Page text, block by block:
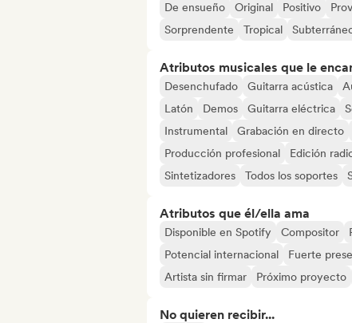
De ensueño
Original Positivo
Sorprendente
Tropical
Atributos musicales que le
Desenchufado Guitarra acústica
Latón
Demos Guitarra eléctrica
Instrumental
Grabación en directo
Producción profesional
Edición
Sintetizadores
Todos los soportes
Atributos que él/ella ama
Disponible en Spotify Compositor
Potencial internacional
Fuerte
Artista sin firmar
Próximo proyecto
No quieren recibir...